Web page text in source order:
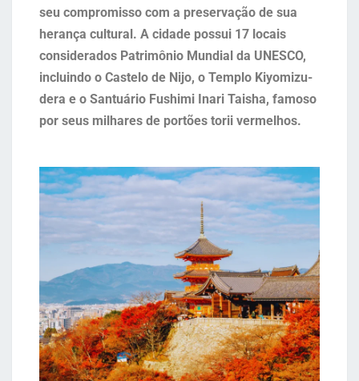
seu compromisso com a preservação de sua
herança cultural. A cidade possui 17 locais
considerados Patrimônio Mundial da UNESCO,
incluindo o Castelo de Nijo, o Templo Kiyomizu-
dera e o Santuário Fushimi Inari Taisha, famoso
por seus milhares de portões torii vermelhos.